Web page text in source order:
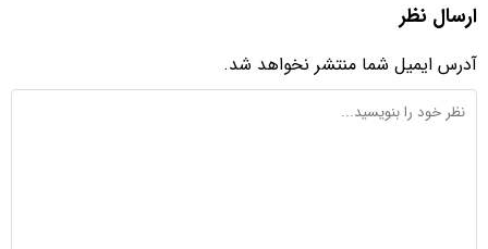
ارسال نظر
آدرس ایمیل شما منتشر نخواهد شد.